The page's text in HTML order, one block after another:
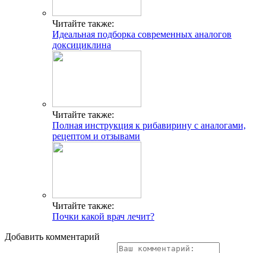
Читайте также:
Идеальная подборка современных аналогов
доксициклина
Читайте также:
Полная инструкция к рибавирину с аналогами,
рецептом и отзывами
Читайте также:
Почки какой врач лечит?
Добавить комментарий